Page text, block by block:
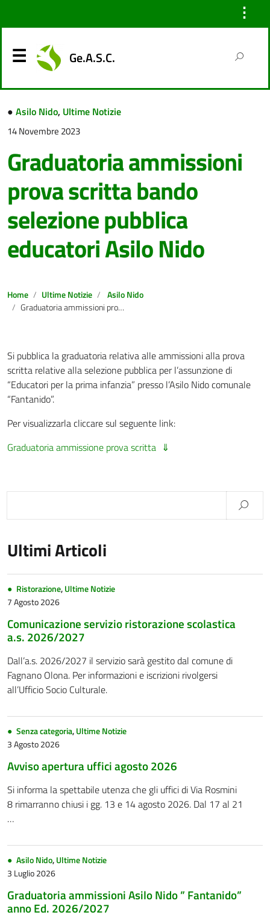
⋮
Ge.A.S.C.
● Asilo Nido, Ultime Notizie
14 Novembre 2023
Graduatoria ammissioni
prova scritta bando
selezione pubblica
educatori Asilo Nido
Home Ultime Notizie
Asilo Nido
Graduatoria ammissioni prova scritta bando selezione pubblica educatori Asilo Nido
Si pubblica la graduatoria relativa alle ammissioni alla prova
scritta relative alla selezione pubblica per l’assunzione di
“Educatori per la prima infanzia” presso l’Asilo Nido comunale
“Fantanido”.
Per visualizzarla cliccare sul seguente link:
Graduatoria ammissione prova scritta
Ultimi Articoli
Ristorazione,Ultime Notizie
7 Agosto 2026
Comunicazione servizio ristorazione scolastica
a.s. 2026/2027
Dall’a.s. 2026/2027 il servizio sarà gestito dal comune di
Fagnano Olona. Per informazioni e iscrizioni rivolgersi
all’Ufficio Socio Culturale.
Senza categoria,Ultime Notizie
3 Agosto 2026
Avviso apertura uffici agosto 2026
Si informa la spettabile utenza che gli uffici di Via Rosmini
8 rimarranno chiusi i gg. 13 e 14 agosto 2026. Dal 17 al 21
…
Asilo Nido,Ultime Notizie
3 Luglio 2026
Graduatoria ammissioni Asilo Nido ” Fantanido”
anno Ed. 2026/2027